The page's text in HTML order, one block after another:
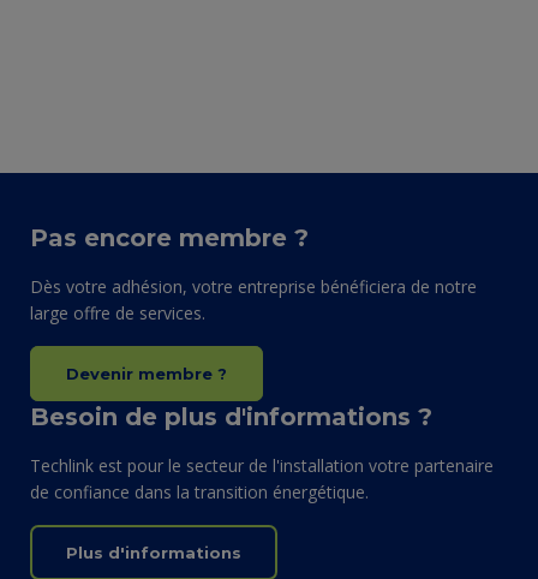
Pas encore membre ?
Dès votre adhésion, votre entreprise bénéficiera de notre
large offre de services.
Devenir membre ?
Besoin de plus d'informations ?
Techlink est pour le secteur de l'installation votre partenaire
de confiance dans la transition énergétique.
Plus d'informations